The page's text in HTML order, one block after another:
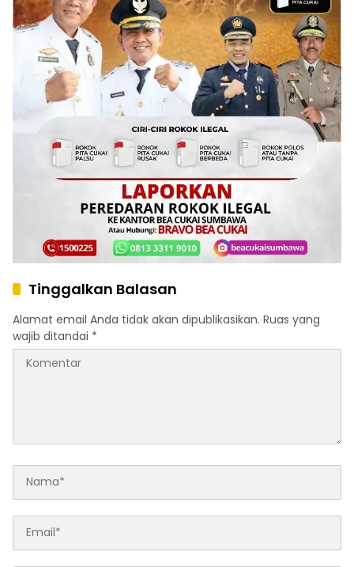
Tinggalkan Balasan
Alamat email Anda tidak akan dipublikasikan. Ruas yang
wajib ditandai *